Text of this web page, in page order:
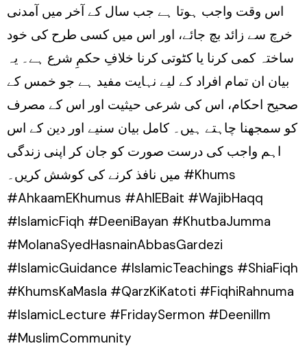
اس وقت واجب ہوتا ہے جب سال کے آخر میں آمدنی
خرچ سے زائد بچ جائے، اور اس میں کسی طرح کی خود
ساختہ کمی کرنا یا کٹوتی کرنا خلافِ حکمِ شرع ہے۔ یہ
بیان ان تمام افراد کے لیے نہایت مفید ہے جو خمس کے
صحیح احکام، اس کی شرعی حیثیت اور اس کے مصرف
کو سمجھنا چاہتے ہیں۔ کامل بیان سنیے اور دین کے اس
اہم واجب کی درست صورت کو جان کر اپنی زندگی
میں نافذ کرنے کی کوشش کریں۔ #Khums
#AhkaamEKhumus #AhlEBait #WajibHaqq
#IslamicFiqh #DeeniBayan #KhutbaJumma
#MolanaSyedHasnainAbbasGardezi
#IslamicGuidance #IslamicTeachings #ShiaFiqh
#KhumsKaMasla #QarzKiKatoti #FiqhiRahnuma
#IslamicLecture #FridaySermon #DeeniIlm
#MuslimCommunity